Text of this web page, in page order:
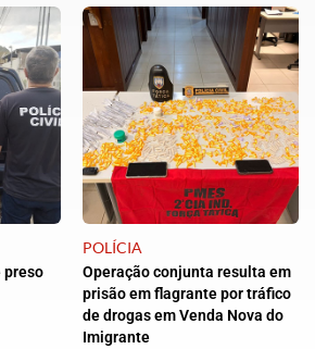
preso
POLÍCIA
Operação conjunta resulta em
prisão em flagrante por tráfico
de drogas em Venda Nova do
Imigrante